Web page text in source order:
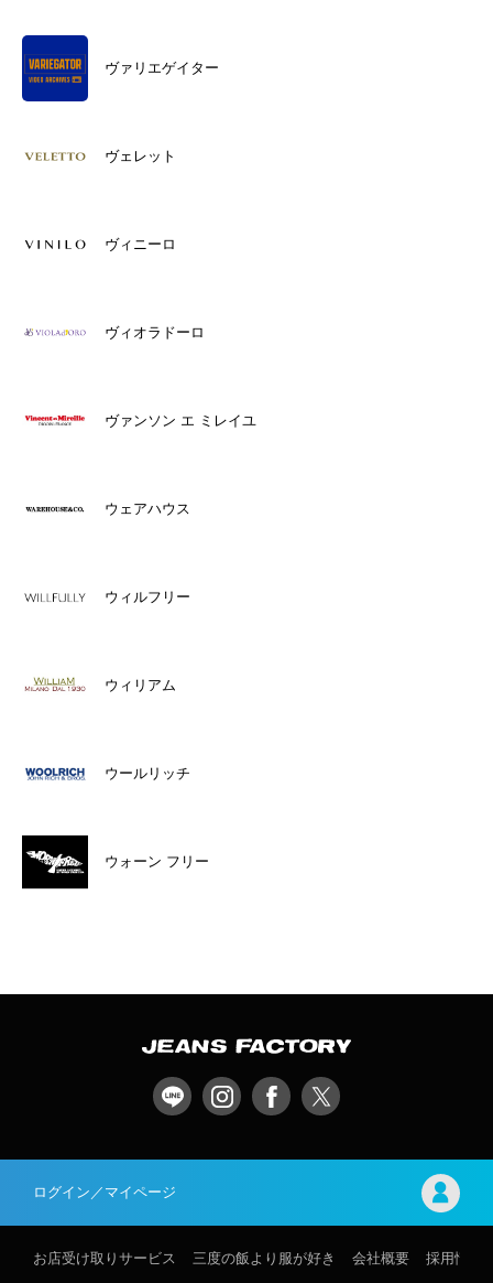
ヴァリエゲイター
ヴェレット
ヴィニーロ
ヴィオラドーロ
ヴァンソン エ ミレイユ
ウェアハウス
ウィルフリー
ウィリアム
ウールリッチ
ウォーン フリー
ログイン／マイページ
お店受け取りサービス 三度の飯より服が好き 会社概要 採用情報